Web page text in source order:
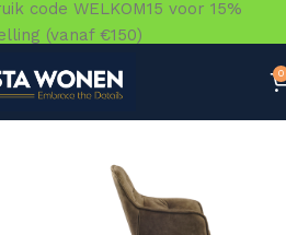
0
code WELKOM15 voor 15%
(vanaf €150)